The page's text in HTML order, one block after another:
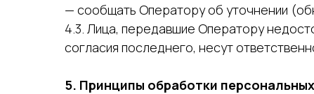
— сообщать Оператору об уточнении
4.3. Лица, передавшие Оператору
согласия последнего, несут
5. Принципы обработки